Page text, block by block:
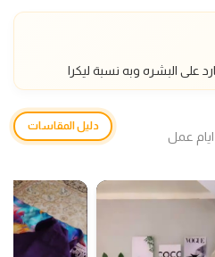
البشره وبه نسبة ليكرا
دليل المقاسات